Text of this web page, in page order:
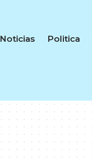
Noticias Politica